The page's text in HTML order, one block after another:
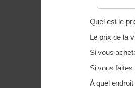
Quel est le
Le prix de la
Si vous
Si vous faites
À quel